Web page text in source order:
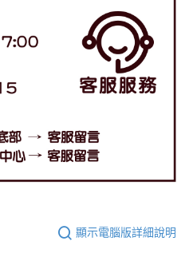
顯示電腦版詳細說明